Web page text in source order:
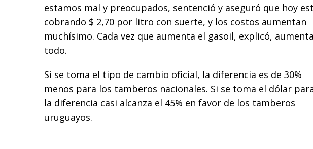
estamos mal y preocupados, sentenció y aseguró que hoy
cobrando $ 2,70 por litro con suerte, y los costos aumentan
muchísimo. Cada vez que aumenta el gasoil, explicó, aumenta
todo.
Si se toma el tipo de cambio oficial, la diferencia es de 30%
menos para los tamberos nacionales. Si se toma el dólar
la diferencia casi alcanza el 45% en favor de los tamberos
uruguayos.